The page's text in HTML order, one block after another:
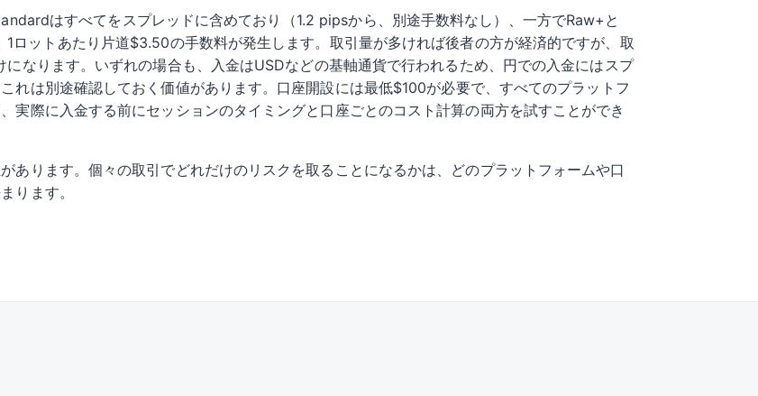
はすべてをスプレッドに含めており（1.2 pipsから、別途手数料なし）、一方でRaw+と
ットあたり片道$3.50の手数料が発生します。取引量が多ければ後者の方が経済的ですが、取
なります。いずれの場合も、入金はUSDなどの基軸通貨で行われるため、円での入金にはスプ
れは別途確認しておく価値があります。口座開設には最低$100が必要で、すべてのプラットフ
実際に入金する前にセッションのタイミングと口座ごとのコスト計算の両方を試すことができ
あります。個々の取引でどれだけのリスクを取ることになるかは、どのプラットフォームや口
ります。